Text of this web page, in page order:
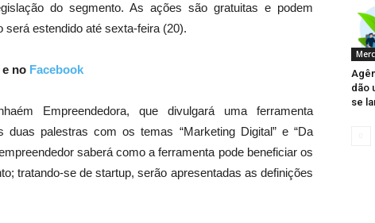
do segmento. As ações são gratuitas e podem
estendido até sexta-feira (20).
e no Facebook
Empreendedora, que divulgará uma ferramenta
palestras com os temas “Marketing Digital” e “Da
saberá como a ferramenta pode beneficiar os
tratando-se de startup, serão apresentadas as definições
dão
se